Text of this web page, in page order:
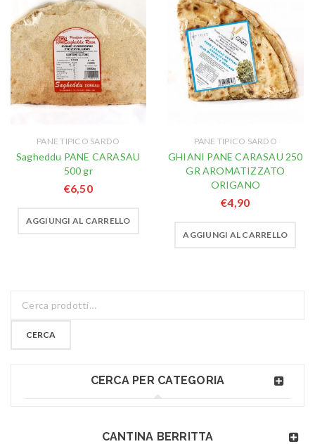
PANE TIPICO SARDO
Sagheddu PANE CARASAU
500 gr
€6,50
AGGIUNGI AL CARRELLO
PANE TIPICO SARDO
GHIANI PANE CARASAU 250
GR AROMATIZZATO
ORIGANO
€4,90
AGGIUNGI AL CARRELLO
CERCA
CERCA PER CATEGORIA
CANTINA BERRITTA